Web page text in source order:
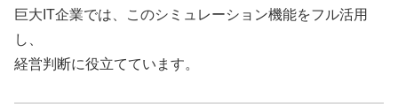
巨大IT企業では、このシミュレーション機能をフル活用
し、
経営判断に役立てています。